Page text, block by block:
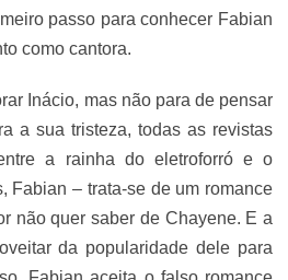
passo para conhecer Fabian
como cantora.
Inácio, mas não para de pensar
a sua tristeza, todas as revistas
a rainha do eletroforró e o
Fabian – trata-se de um romance
não quer saber de Chayene. E a
da popularidade dele para